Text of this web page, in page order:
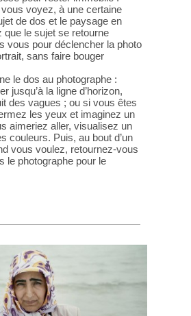
voyez, à une certaine
de dos et le paysage en
que le sujet se retourne
vous pour déclencher la photo
sans faire bouger
le dos au photographe :
jusqu’à la ligne d’horizon,
des vagues ; ou si vous êtes
les yeux et imaginez un
aimeriez aller, visualisez un
couleurs. Puis, au bout d’un
vous voulez, retournez-vous
le photographe pour le